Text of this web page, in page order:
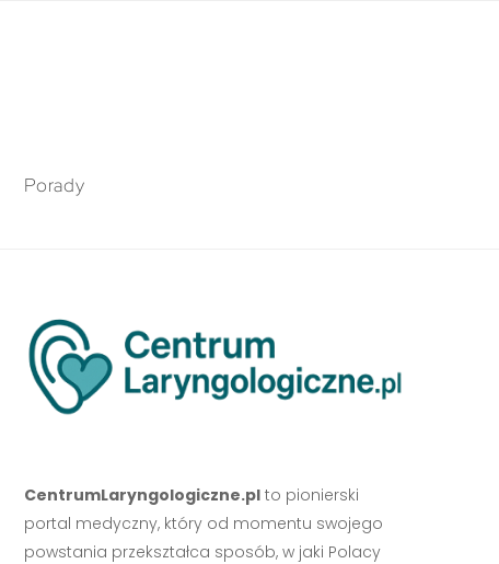
Porady
CentrumLaryngologiczne.plto pionierski
portal medyczny, który od momentu swojego
powstania przekształca sposób, w jaki Polacy